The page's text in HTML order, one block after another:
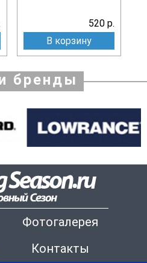
520 р.
В корзину
бренды
Фотогалерея
Контакты